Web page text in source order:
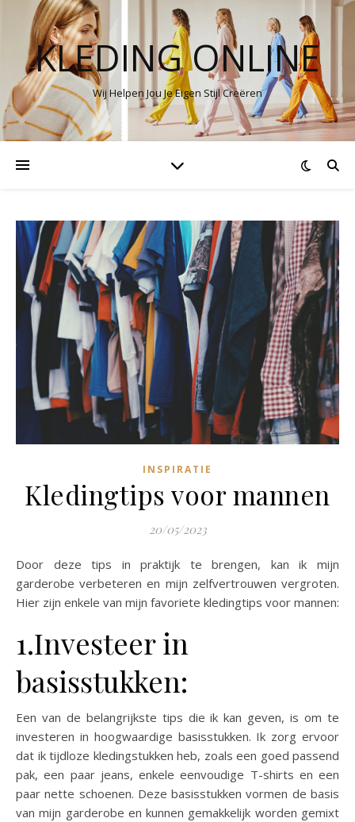
KLEDING ONLINE
Wij Helpen Jou Je Eigen Stijl Creëren
INSPIRATIE
Kledingtips voor mannen
20/05/2023
Door deze tips in praktijk te brengen, kan ik mijn
garderobe verbeteren en mijn zelfvertrouwen vergroten.
Hier zijn enkele van mijn favoriete kledingtips voor mannen:
1.Investeer in
basisstukken:
Een van de belangrijkste tips die ik kan geven, is om te
investeren in hoogwaardige basisstukken. Ik zorg ervoor
dat ik tijdloze kledingstukken heb, zoals een goed passend
pak, een paar jeans, enkele eenvoudige T-shirts en een
paar nette schoenen. Deze basisstukken vormen de basis
van mijn garderobe en kunnen gemakkelijk worden gemixt